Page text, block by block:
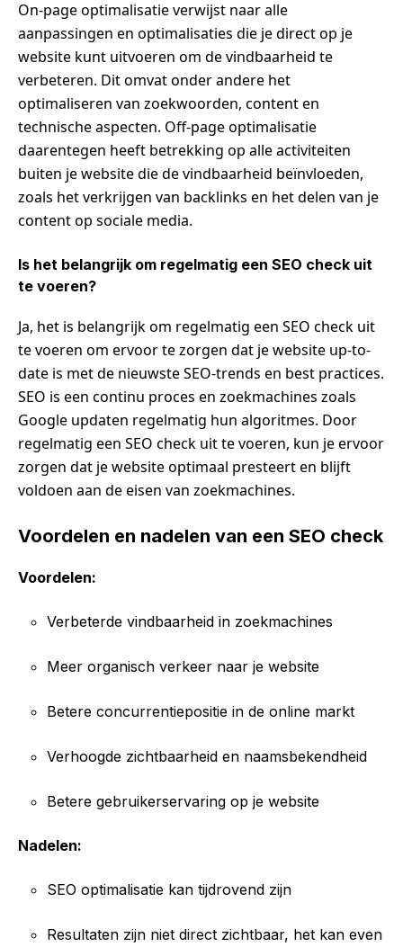
On-page optimalisatie verwijst naar alle
aanpassingen en optimalisaties die je direct op je
website kunt uitvoeren om de vindbaarheid te
verbeteren. Dit omvat onder andere het
optimaliseren van zoekwoorden, content en
technische aspecten. Off-page optimalisatie
daarentegen heeft betrekking op alle activiteiten
buiten je website die de vindbaarheid beïnvloeden,
zoals het verkrijgen van backlinks en het delen van je
content op sociale media.
Is het belangrijk om regelmatig een SEO check uit
te voeren?
Ja, het is belangrijk om regelmatig een SEO check uit
te voeren om ervoor te zorgen dat je website up-to-
date is met de nieuwste SEO-trends en best practices.
SEO is een continu proces en zoekmachines zoals
Google updaten regelmatig hun algoritmes. Door
regelmatig een SEO check uit te voeren, kun je ervoor
zorgen dat je website optimaal presteert en blijft
voldoen aan de eisen van zoekmachines.
Voordelen en nadelen van een SEO check
Voordelen:
Verbeterde vindbaarheid in zoekmachines
Meer organisch verkeer naar je website
Betere concurrentiepositie in de online markt
Verhoogde zichtbaarheid en naamsbekendheid
Betere gebruikerservaring op je website
Nadelen:
SEO optimalisatie kan tijdrovend zijn
Resultaten zijn niet direct zichtbaar, het kan even